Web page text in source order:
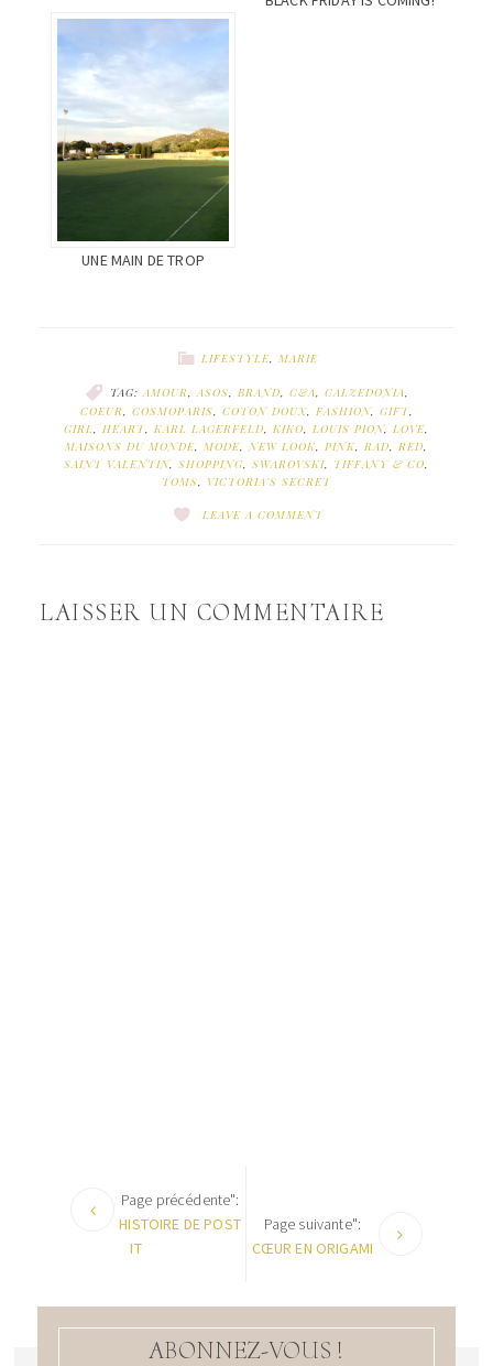
UNE MAIN DE TROP
LIFESTYLE, MARIE
TAG: AMOUR ASOS BRAND C&A CALZEDONIA
COEUR
COSMOPARIS COTON DOUX, FASHION, GIFT,
GIRL
HEART KARL LAGERFELD KIKO LOUIS PION, LOVE
MAISONS DU MONDE MODE NEW LOOK PINK RAD RED
SAINT VALENTIN, SHOPPING SWAROVSKI TIFFANY & CO
TOMS
VICTORIA'S SECRET
LEAVE A COMMENT
LAISSER UN COMMENTAIRE
Page précédente":
HISTOIRE DE POST
IT
Page suivante":
CŒUR EN ORIGAMI
ABONNEZ-VOUS !